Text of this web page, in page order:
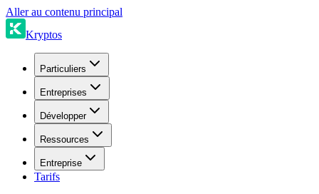
Aller au contenu principal
Kryptos
Particuliers
Entreprises
Développer
Ressources
Entreprise
Tarifs